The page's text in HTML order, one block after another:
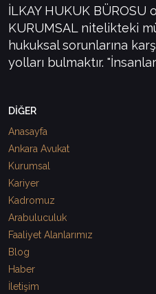
İLKAY HUKUK BÜROSU
KURUMSAL nitelikteki
hukuksal sorunlarına
yolları bulmaktır.
DİĞER
Anasayfa
Ankara Avukat
Kurumsal
Kariyer
Kadromuz
Arabuluculuk
Faaliyet Alanlarımız
Blog
Haber
İletişim